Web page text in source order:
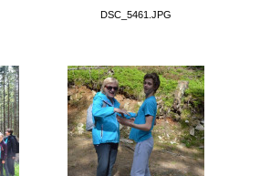
DSC_5461.JPG